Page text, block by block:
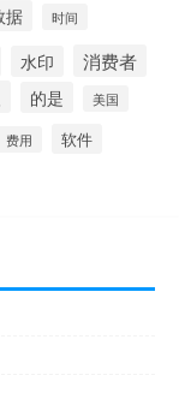
据 时间
水印 消费者
的是 美国
费用 软件